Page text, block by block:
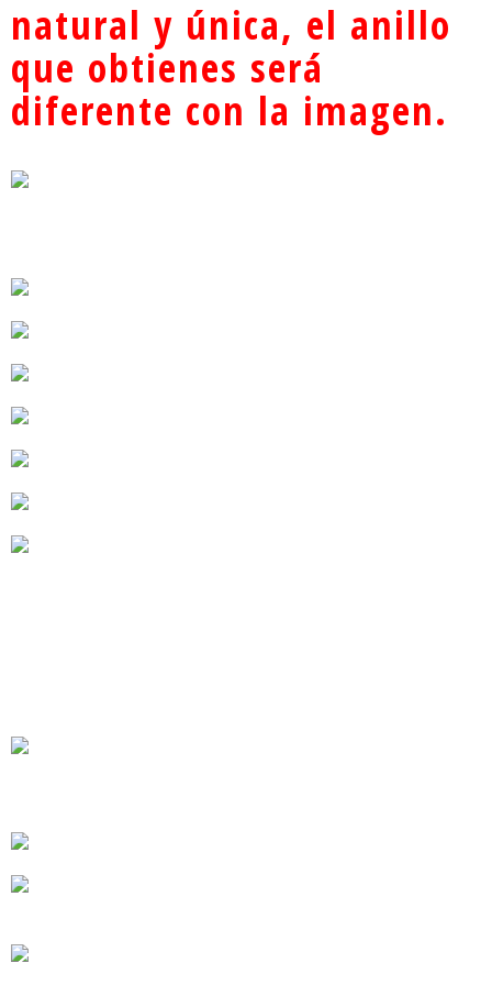
age, anillo d
e pavo de es
tilo fresco
a fiesta/bod
a
hombres anil
los turco Ani
llos y joyas
para boda an
illo para ho
mbre con pie
natural y única, el anillo
que obtienes será
diferente con la imagen.